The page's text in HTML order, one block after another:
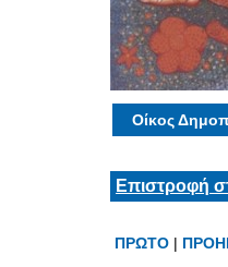
Οίκος
Επιστροφή
ΠΡΩΤΟ |